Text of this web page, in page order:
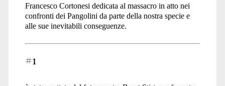
Francesco Cortonesi dedicata al massacro in atto nei
confronti dei Pangolini da parte della nostra specie e
alle sue inevitabili conseguenze.
#1